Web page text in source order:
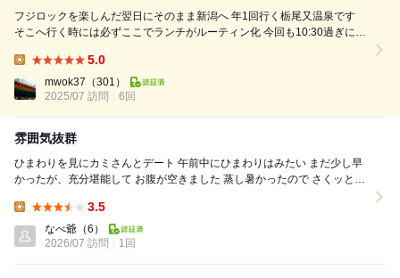
フジロックを楽しんだ翌日にそのまま新潟へ 年1回行く栃尾又温泉です
そこへ行く時には必ずここでランチがルーティン化 今回も10:30過ぎに到
ぁ 開店と同時にほぼ満席 いつものを注文して美味しく頂きました 他の
も...
5.0
mwok37 （301）
2025/07 訪問
6回
雰囲気抜群
ひまわりを見にカミさんとデート 午前中にひまわりはみたい まだ少し早
かったが、充分堪能して お腹が空きました 蒸し暑かったので さくッと食
3.5
なべ爺 （6）
2026/07 訪問
1回